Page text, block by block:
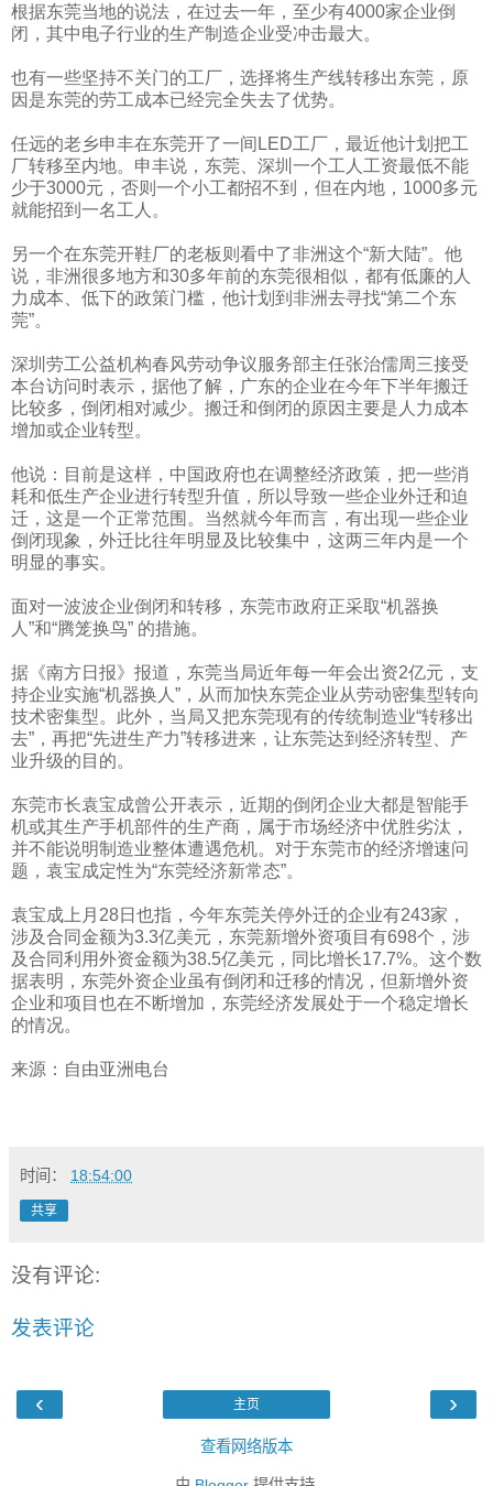
根据东莞当地的说法，在过去一年，至少有4000家企业倒
闭，其中电子行业的生产制造企业受冲击最大。
也有一些坚持不关门的工厂，选择将生产线转移出东莞，原
因是东莞的劳工成本已经完全失去了优势。
任远的老乡申丰在东莞开了一间 LED工厂，最近他计划把工
厂转移至内地。申丰说，东莞、深圳一个工人工资最低不能
少于3000元，否则一个小工都招不到，但在内地， 1000多元
就能招到一名工人。
另一个在东莞开鞋厂的老板则看中了非洲这个“新大陆”。他
说，非洲很多地方和30多年前的东莞很相似，都有低廉的人
力成本、低下的政策门槛，他计划到非洲去寻找“第二个东
莞”。
深圳劳工公益机构春风劳动争议服务部主任张治儒周三接受
本台访问时表示，据他了解，广东的企业在今年下半年搬迁
比较多，倒闭相对减少。搬迁和倒闭的原因主要是人力成本
增加或企业转型。
他说：目前是这样，中国政府也在调整经济政策，把一些消
耗和低生产企业进行转型升值，所以导致一些企业外迁和迫
迁，这是一个正常范围。当然就今年而言，有出现一些企业
倒闭现象，外迁比往年明显及比较集中，这两三年内是一个
明显的事实。
面对一波波企业倒闭和转移，东莞市政府正采取“机器换
人”和“腾笼换鸟” 的措施。
据《南方日报》报道，东莞当局近年每一年会出资2亿元，支
持企业实施“机器换人”，从而加快东莞企业从劳动密集型转向
技术密集型。此外，当局又把东莞现有的传统制造业“转移出
去”，再把“先进生产力”转移进来，让东莞达到经济转型、产
业升级的目的。
东莞市长袁宝成曾公开表示，近期的倒闭企业大都是智能手
机或其生产手机部件的生产商，属于市场经济中优胜劣汰，
并不能说明制造业整体遭遇危机。对于东莞市的经济增速问
题，袁宝成定性为“东莞经济新常态”。
袁宝成上月 28日也指，今年东莞关停外迁的企业有243家，
涉及合同金额为3.3亿美元，东莞新增外资项目有698个，涉
及合同利用外资金额为38.5亿美元，同比增长17.7%。这个数
据表明，东莞外资企业虽有倒闭和迁移的情况，但新增外资
企业和项目也在不断增加，东莞经济发展处于一个稳定增长
的情况。
来源：自由亚洲电台
时间： 18:54:00
共享
没有评论:
发表评论
‹ ›
主页
查看网络版本